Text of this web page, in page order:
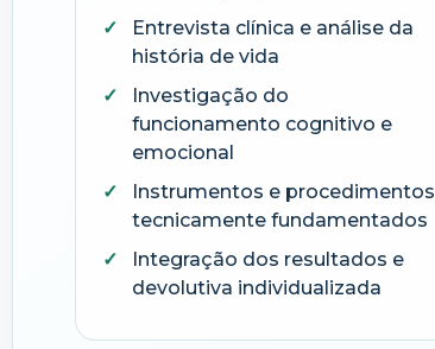
Entrevista clínica e análise da
história de vida
Investigação do
funcionamento cognitivo e
emocional
Instrumentos e procedimentos
tecnicamente fundamentados
Integração dos resultados e
devolutiva individualizada